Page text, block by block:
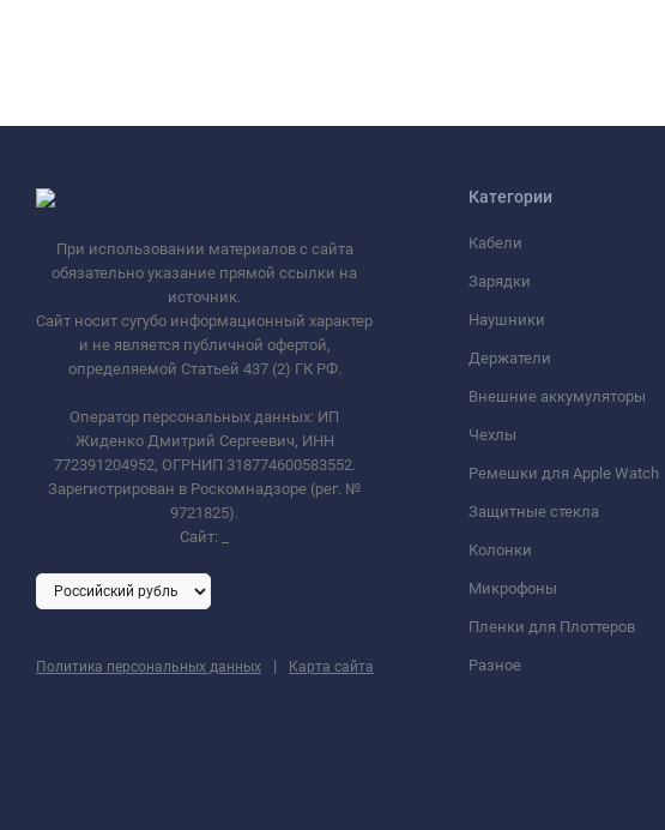
При использовании материалов с сайта
обязательно указание прямой ссылки на
источник.
Сайт носит сугубо информационный характер
и не является публичной офертой,
определяемой Статьей 437 (2) ГК РФ.
Оператор персональных данных: ИП
Жиденко Дмитрий Сергеевич, ИНН
772391204952, ОГРНИП 318774600583552.
Зарегистрирован в Роскомнадзоре (рег. №
9721825).
Сайт:
Политика персональных данных | Карта сайта
Категории
Кабели
Зарядки
Наушники
Держатели
Внешние аккумуляторы
Чехлы
Ремешки для Apple Watch
Защитные стекла
Колонки
Микрофоны
Пленки для Плоттеров
Разное